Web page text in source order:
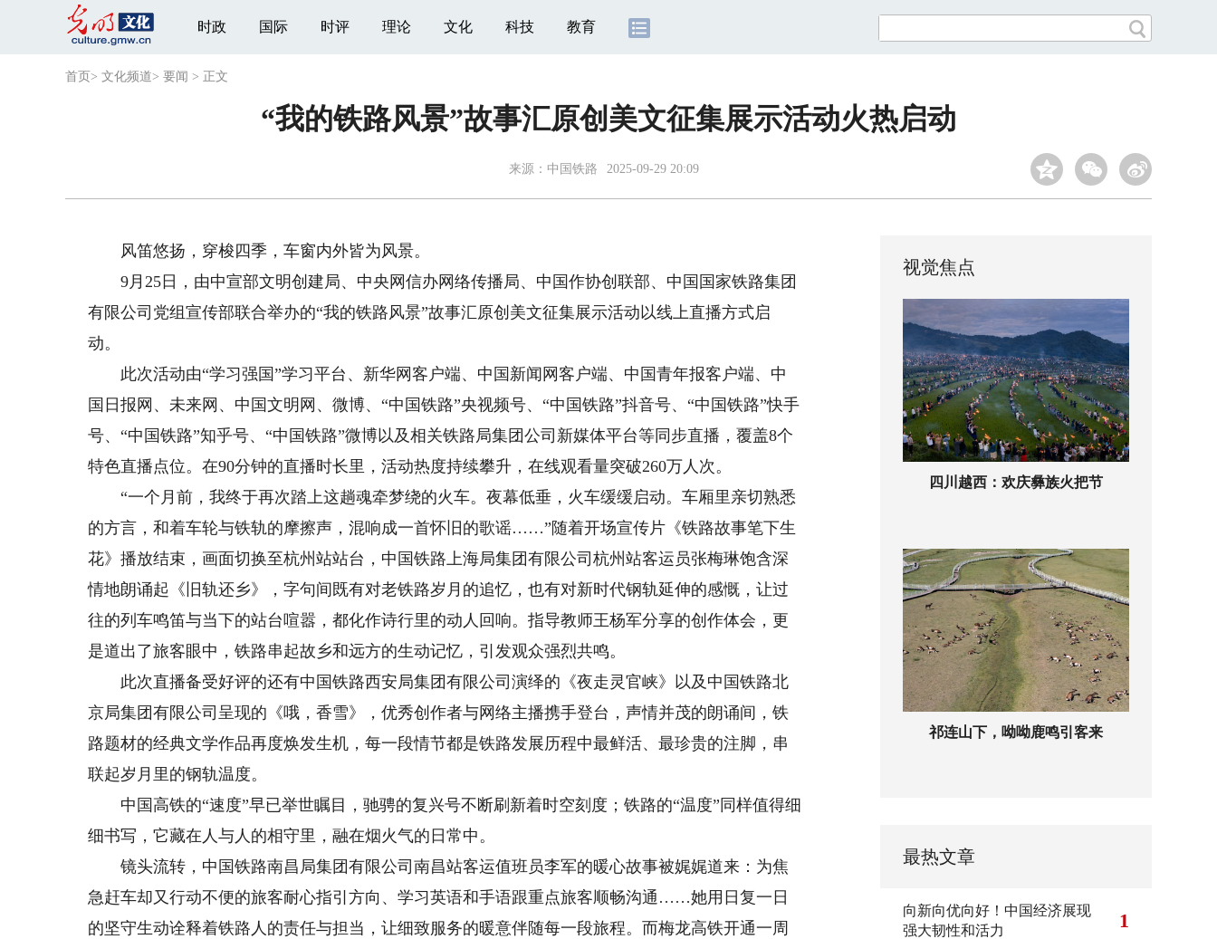
时政 国际 时评 理论 文化 科技 教育
首页 > 文化频道> 要闻 > 正文
“我的铁路风景”故事汇原创美文征集展示活动火热启动
来源： 中国铁路 2025-09-29 20:09
风笛悠扬，穿梭四季，车窗内外皆为风景。
9月25日，由中宣部文明创建局、中央网信办网络传播局、中国作协创联部、中国国家铁路集团
有限公司党组宣传部联合举办的“我的铁路风景”故事汇原创美文征集展示活动以线上直播方式启
动。
此次活动由“学习强国”学习平台、新华网客户端、中国新闻网客户端、中国青年报客户端、中
国日报网、未来网、中国文明网、微博、“中国铁路”央视频号、“中国铁路”抖音号、“中国铁路”快手
号、“中国铁路”知乎号、“中国铁路”微博以及相关铁路局集团公司新媒体平台等同步直播，覆盖8个
特色直播点位。在90分钟的直播时长里，活动热度持续攀升，在线观看量突破260万人次。
“一个月前，我终于再次踏上这趟魂牵梦绕的火车。夜幕低垂，火车缓缓启动。车厢里亲切熟悉
的方言，和着车轮与铁轨的摩擦声，混响成一首怀旧的歌谣……”随着开场宣传片《铁路故事笔下生
花》播放结束，画面切换至杭州站站台，中国铁路上海局集团有限公司杭州站客运员张梅琳饱含深
情地朗诵起《旧轨还乡》，字句间既有对老铁路岁月的追忆，也有对新时代钢轨延伸的感慨，让过
往的列车鸣笛与当下的站台喧嚣，都化作诗行里的动人回响。指导教师王杨军分享的创作体会，更
是道出了旅客眼中，铁路串起故乡和远方的生动记忆，引发观众强烈共鸣。
此次直播备受好评的还有中国铁路西安局集团有限公司演绎的《夜走灵官峡》以及中国铁路北
京局集团有限公司呈现的《哦，香雪》，优秀创作者与网络主播携手登台，声情并茂的朗诵间，铁
路题材的经典文学作品再度焕发生机，每一段情节都是铁路发展历程中最鲜活、最珍贵的注脚，串
联起岁月里的钢轨温度。
中国高铁的“速度”早已举世瞩目，驰骋的复兴号不断刷新着时空刻度；铁路的“温度”同样值得细
细书写，它藏在人与人的相守里，融在烟火气的日常中。
镜头流转，中国铁路南昌局集团有限公司南昌站客运值班员李军的暖心故事被娓娓道来：为焦
急赶车却又行动不便的旅客耐心指引方向、学习英语和手语跟重点旅客顺畅沟通……她用日复一日
的坚守生动诠释着铁路人的责任与担当，让细致服务的暖意伴随每一段旅程。而梅龙高铁开通一周
视觉焦点
四川越西：欢庆彝族火把节
祁连山下，呦呦鹿鸣引客来
最热文章
向新向优向好！中国经济展现
强大韧性和活力
1